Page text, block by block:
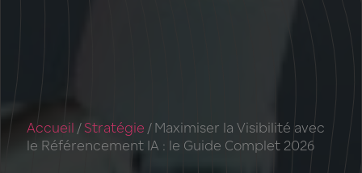
Accueil /Stratégie /Maximiser la Visibilité avec
le Référencement IA : le Guide Complet 2026